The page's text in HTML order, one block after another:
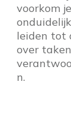
voorkom
leiden tot
over
n.